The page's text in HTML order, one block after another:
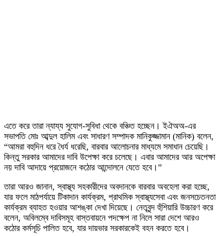
এতে করে তারা ন্যায্য সুযোগ-সুবিধা থেকে বঞ্চিত হচ্ছেন। ইঐঅঅ-এর
সভাপতি মোঃ আব্দুল হালিম এবং সাধারণ সম্পাদক মানিকুজ্জামান (মানিক) বলেন,
“আমরা বহুদিন ধরে ধৈর্য ধরেছি, বারবার আলোচনার মাধ্যমে সমাধান চেয়েছি।
কিন্তু সরকার আমাদের দাবি উপেক্ষা করে চলেছে। এবার আমাদের আর অপেক্ষা
নয় দাবি আদায়ে প্রয়োজনে কঠোর আন্দোলনে যেতে হবে।”
তারা আরও জানান, স্বাস্থ্য সহকারীদের অবদানকে বারবার অবহেলা করা হচ্ছে,
যার ফলে মাঠপর্যায়ে টিকাদান কার্যক্রম, প্রাথমিক স্বাস্থ্যসেবা এবং জনসচেতনতা
কার্যক্রম ব্যাহত হওয়ার আশঙ্কা দেখা দিয়েছে। নেতৃবৃন্দ হুঁশিয়ারি উচ্চারণ করে
বলেন, অবিলম্বে দাবিসমূহ বাস্তবায়নে পদক্ষেপ না নিলে সারা দেশে আরও
কঠোর কর্মসূচি পালিত হবে, যার দায়ভার সরকারকেই বহন করতে হবে।